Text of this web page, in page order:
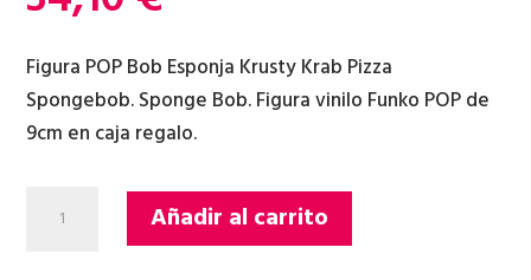
Figura POP Bob Esponja Krusty Krab Pizza
Spongebob. Sponge Bob. Figura vinilo Funko POP de
9cm en caja regalo.
Añadir al carrito